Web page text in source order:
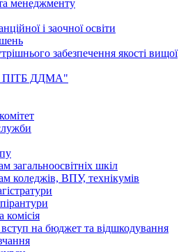
менеджменту
і заочної освіти
забезпечення якості вищої
ДДМА"
загальноосвітніх шкіл
коледжів, ВПУ, технікумів
на бюджет та відшкодування